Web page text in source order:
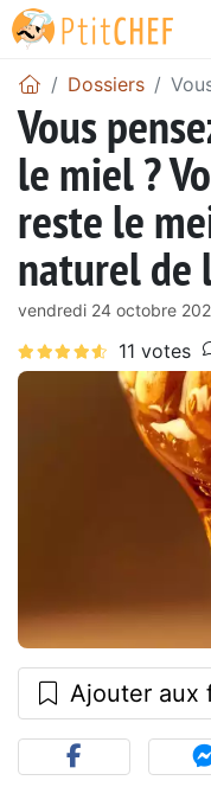
Dossiers
Vous
le miel ?
reste le
naturel de
vendredi 24 octobre
Ajouter aux